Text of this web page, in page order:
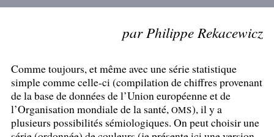
par Philippe Rekacewicz
Comme toujours, et même avec une série statistique
simple comme celle-ci (compilation de chiffres provenant
de la base de données de l’Union européenne et de
l’Organisation mondiale de la santé, OMS), il y a
plusieurs possibilités sémiologiques. On peut choisir une